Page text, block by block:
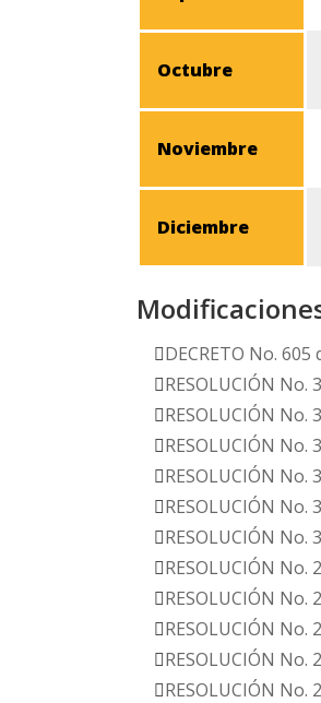
Octubre
Noviembre
Diciembre
DECRETO No.
RESOLUCIÓN No.
RESOLUCIÓN No.
RESOLUCIÓN No.
RESOLUCIÓN No.
RESOLUCIÓN No.
RESOLUCIÓN No.
RESOLUCIÓN No.
RESOLUCIÓN No.
RESOLUCIÓN No.
RESOLUCIÓN No.
RESOLUCIÓN No.